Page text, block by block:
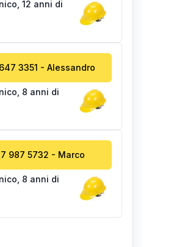
12 anni di
3351 - Alessandro
8 anni di
987 5732 - Marco
8 anni di